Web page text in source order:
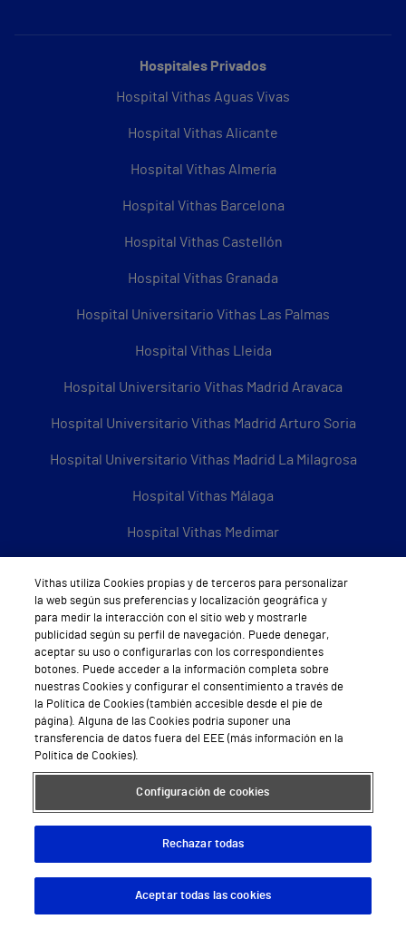
Hospitales Privados
Hospital Vithas Aguas Vivas
Hospital Vithas Alicante
Hospital Vithas Almería
Hospital Vithas Barcelona
Hospital Vithas Castellón
Hospital Vithas Granada
Hospital Universitario Vithas Las Palmas
Hospital Vithas Lleida
Hospital Universitario Vithas Madrid Aravaca
Hospital Universitario Vithas Madrid Arturo Soria
Hospital Universitario Vithas Madrid La Milagrosa
Hospital Vithas Málaga
Hospital Vithas Medimar
Hospital Vithas Tenerife
Hospital Vithas Valencia 9 de Octubre
Hospital Vithas Valencia Consuelo
Hospital Vithas Vigo
Hospital Vithas Valencia Turia
Hospital Vithas Vitoria
Hospital Vithas Xanit Internacional (Benalmádena)
Descargar App
Vithas utiliza Cookies propias y de terceros para personalizar
la web según sus preferencias y localización geográfica y
para medir la interacción con el sitio web y mostrarle
publicidad según su perfil de navegación. Puede denegar,
aceptar su uso o configurarlas con los correspondientes
botones. Puede acceder a la información completa sobre
nuestras Cookies y configurar el consentimiento a través de
la Política de Cookies (también accesible desde el pie de
página). Alguna de las Cookies podría suponer una
transferencia de datos fuera del EEE (más información en la
Política de Cookies).
Configuración de cookies
Rechazar todas
Aceptar todas las cookies